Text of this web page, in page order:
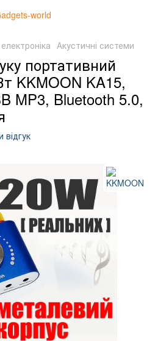
Акустичні системи
портативний
KKMOON KA15,
MP3, Bluetooth 5.0,
відгук